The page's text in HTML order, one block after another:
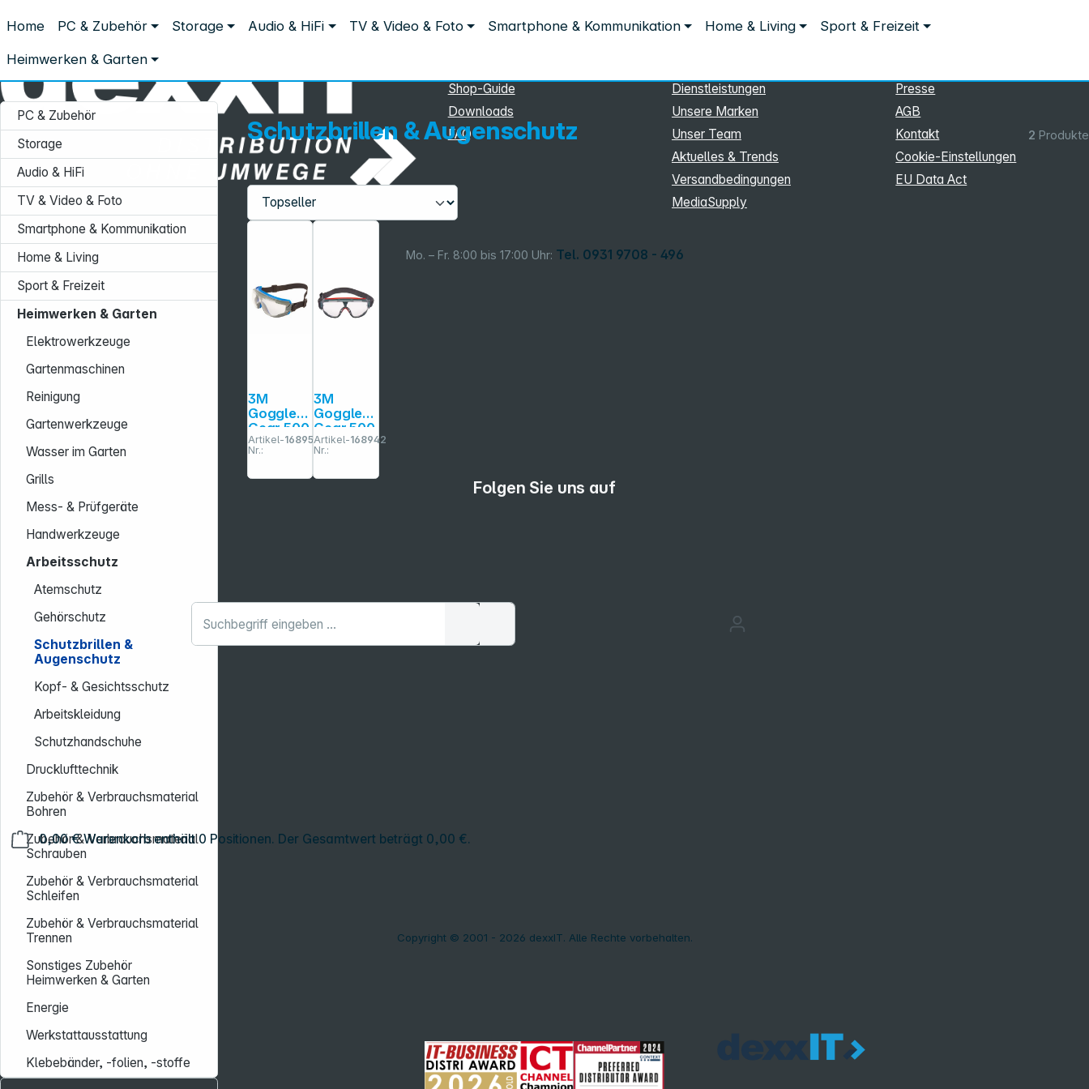
Mo. – Fr. 8:00 bis 17:00 Uhr: Tel. 0931 9708 - 496
0,00 € Warenkorb enthält 0 Positionen. Der Gesamtwert beträgt 0,00 €.
Home PC & Zubehör Storage Audio & HiFi TV & Video & Foto Smartphone & Kommunikation Home & Living Sport & Freizeit
Heimwerken & Garten
Heimwerken & Garten Arbeitsschutz Schutzbrillen & Augenschutz
Schutzbrillen & Augenschutz
PC & Zubehör
Storage
Audio & HiFi
TV & Video & Foto
Smartphone & Kommunikation
Home & Living
Sport & Freizeit
Heimwerken & Garten
Elektrowerkzeuge
Gartenmaschinen
Reinigung
Gartenwerkzeuge
Wasser im Garten
Grills
Mess- & Prüfgeräte
Handwerkzeuge
Arbeitsschutz
Atemschutz
Gehörschutz
Schutzbrillen &
Augenschutz
Kopf- & Gesichtsschutz
Arbeitskleidung
Schutzhandschuhe
Drucklufttechnik
Zubehör & Verbrauchsmaterial
Bohren
Zubehör & Verbrauchsmaterial
Schrauben
Zubehör & Verbrauchsmaterial
Schleifen
Zubehör & Verbrauchsmaterial
Trennen
Sonstiges Zubehör
Heimwerken & Garten
Energie
Werkstattausstattung
Klebebänder, -folien, -stoffe
Schutzbrillen & Augenschutz 2 Produkte
3M
Goggle
Gear 500
Vollsicht
Schutzbri
lle blau
Artikel-
Nr.:
168956
3M
Goggle
Gear 500
Vollsicht
Schutzbri
Artikel-
Nr.:
168942
Service-Hotline:
+49 931 9708–496
Mo. - Fr.: 08:00 - 17:00 Uhr
Shop-Guide
Downloads
FAQ
Dienstleistungen
Unsere Marken
Unser Team
Aktuelles & Trends
Versandbedingungen
MediaSupply
Presse
AGB
Kontakt
Cookie‑Einstellungen
EU Data Act
Folgen Sie uns auf
Copyright © 2001 - 2026 dexxIT. Alle Rechte vorbehalten.